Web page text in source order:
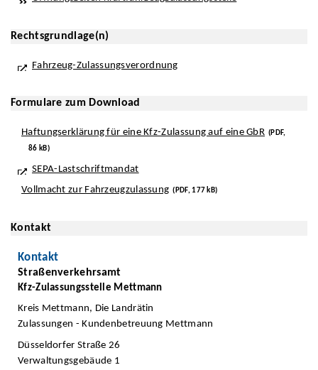
Rechtsgrundlage(n)
Fahrzeug-Zulassungsverordnung
Formulare zum Download
Haftungserklärung für eine Kfz-Zulassung auf eine GbR (PDF,
86 kB)
SEPA-Lastschriftmandat
Vollmacht zur Fahrzeugzulassung (PDF, 177 kB)
Kontakt
Kontakt
Straßenverkehrsamt
Kfz-Zulassungsstelle Mettmann
Kreis Mettmann, Die Landrätin
Zulassungen - Kundenbetreuung Mettmann
Düsseldorfer Straße 26
Verwaltungsgebäude 1